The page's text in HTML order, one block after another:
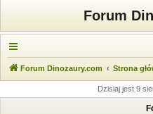
Forum
Forum Dinozaury.com Strona
Dzisiaj jest 9